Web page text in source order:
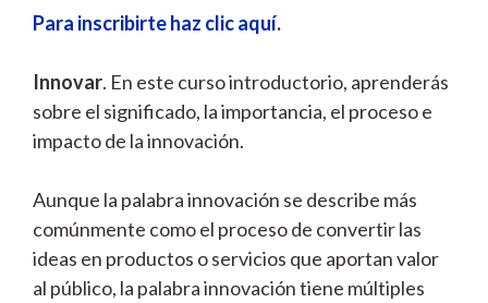
Para inscribirte haz clic aquí.
Innovar. En este curso introductorio, aprenderás
sobre el significado, la importancia, el proceso e
impacto de la innovación.
Aunque la palabra innovación se describe más
comúnmente como el proceso de convertir las
ideas en productos o servicios que aportan valor
al público, la palabra innovación tiene múltiples